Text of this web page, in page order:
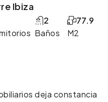
Ibiza
Baños
2
M2
77.9
deja constancia